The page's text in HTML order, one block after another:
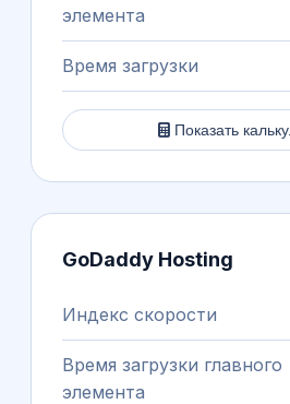
элемента
Время загрузки
Показать
GoDaddy Hosting
Индекс скорости
Время загрузки главного
элемента